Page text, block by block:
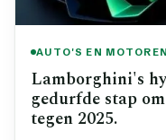
AUTO'S EN MOTOREN
Lamborghini's
gedurfde stap
tegen 2025.